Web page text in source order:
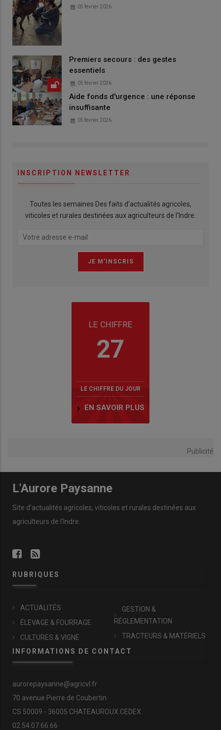
05 février 2026
Premiers secours : des gestes
essentiels
05 février 2026
Aide fonds d'urgence : une réponse
insuffisante
05 février 2026
INSCRIPTION NEWSLETTER
Toutes les semaines Des faits d'actualités agricoles,
viticoles et rurales destinées aux agriculteurs de l'Indre.
LE CHIFFRE
27
LE CHIFFRE DU JOUR
EN SAVOIR PLUS
Publicité
L'Aurore Paysanne
Site d'actualités agricoles, viticoles et rurales destinées aux
agriculteurs de l'Indre.
RUBRIQUES
ACTUALITÉS
ÉLEVAGE & FOURRAGE
CULTURES & VIGNE
GESTION &
RÉGLEMENTATION
TRACTEURS & MATÉRIELS
INFORMATIONS DE CONTACT
aurorepaysanne@agricvl.fr
70 avenue Pierre de Coubertin
CS 50009 - 36005 CHATEAUROUX CEDEX
02.54.07.66.66